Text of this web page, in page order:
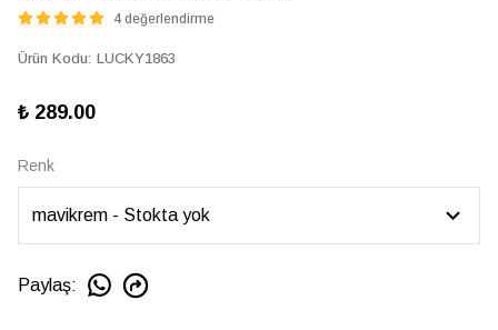
4 değerlendirme
Ürün Kodu: LUCKY1863
₺ 289.00
Renk
Paylaş: